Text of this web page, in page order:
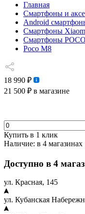
Главная
Смартфоны и
Android
Смартфоны
Смартфоны POCO
Poco M8
18 990 ₽
21 500 ₽ в магазине
Купить в 1 клик
Наличие: в 4 магазинах
Доступно в 4
ул. Красная, 145
ул. Кубанская